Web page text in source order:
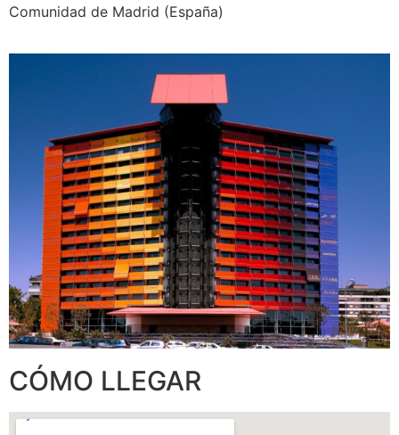
Comunidad de Madrid (España)
CÓMO LLEGAR